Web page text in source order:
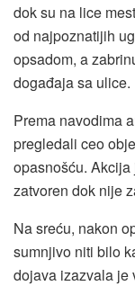
dok su na lice
od najpoznatijih
opsadom, a
događaja sa ulice.
Prema navodima
pregledali ceo
opasnošću.
zatvoren dok nije
Na sreću, nakon
sumnjivo niti bilo
dojava izazvala je